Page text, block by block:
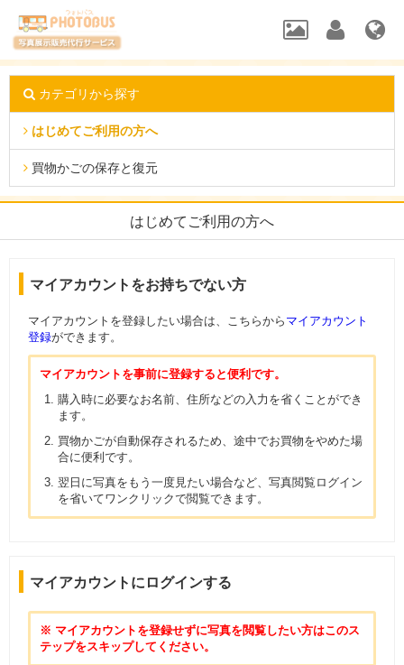
カテゴリから探す
はじめてご利用の方へ
買物かごの保存と復元
はじめてご利用の方へ
マイアカウントをお持ちでない方
マイアカウントを登録したい場合は、こちらから マイアカウント
登録ができます。
マイアカウントを事前に登録すると便利です。
購入時に必要なお名前、住所などの入力を省くことができ
ます。
買物かごが自動保存されるため、途中でお買物をやめた場
合に便利です。
翌日に写真をもう一度見たい場合など、写真閲覧ログイン
を省いてワンクリックで閲覧できます。
マイアカウントにログインする
※ マイアカウントを登録せずに写真を閲覧したい方はこのス
テップをスキップしてください。